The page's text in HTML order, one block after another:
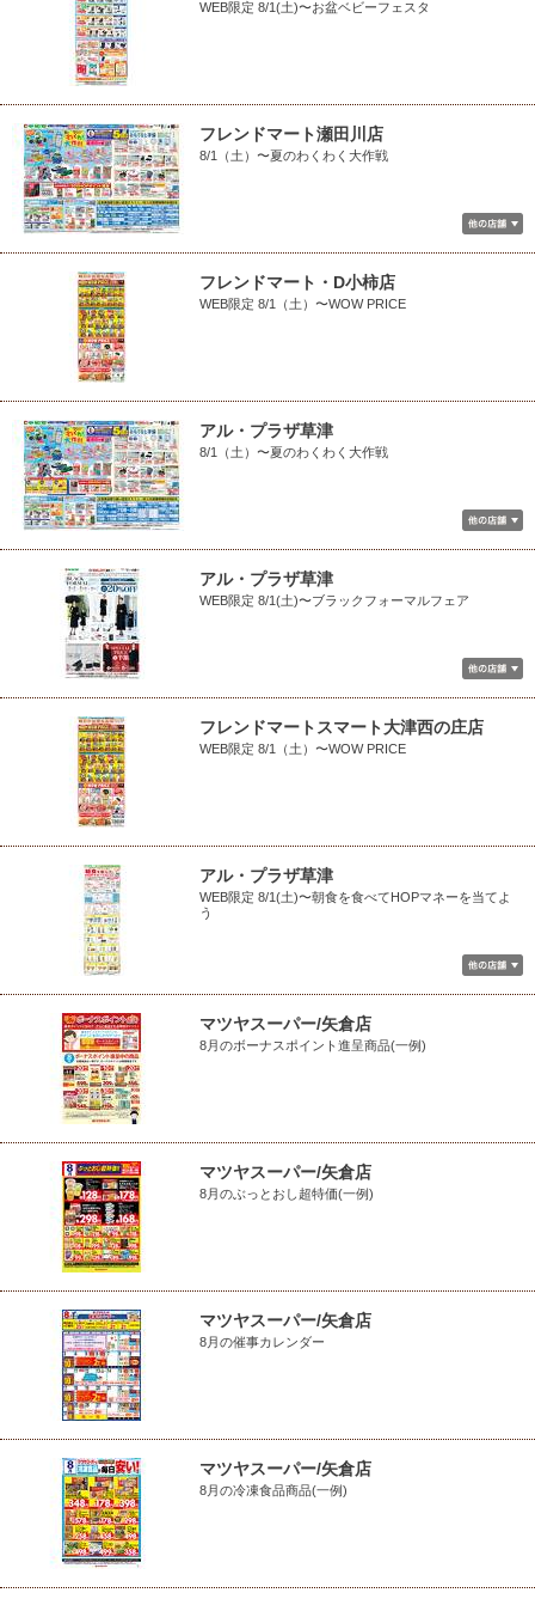
WEB限定 8/1(土)〜お盆ベビーフェスタ
フレンドマート瀬田川店
8/1（土）〜夏のわくわく大作戦
フレンドマート・D小柿店
WEB限定 8/1（土）〜WOW PRICE
アル・プラザ草津
8/1（土）〜夏のわくわく大作戦
アル・プラザ草津
WEB限定 8/1(土)〜ブラックフォーマルフェア
フレンドマートスマート大津西の庄店
WEB限定 8/1（土）〜WOW PRICE
アル・プラザ草津
WEB限定 8/1(土)〜朝食を食べてHOPマネーを当てよ
う
マツヤスーパー/矢倉店
8月のボーナスポイント進呈商品(一例)
マツヤスーパー/矢倉店
8月のぶっとおし超特価(一例)
マツヤスーパー/矢倉店
8月の催事カレンダー
マツヤスーパー/矢倉店
8月の冷凍食品商品(一例)